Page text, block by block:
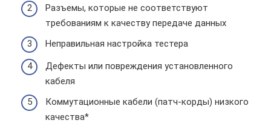
Разъемы, которые не соответствуют
требованиям к качеству передаче данных
Неправильная настройка тестера
Дефекты или повреждения установленного
кабеля
Коммутационные кабели (патч-корды) низкого
качества*